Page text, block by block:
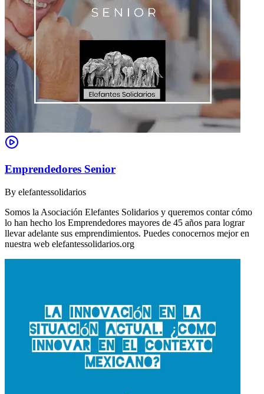
Emprendedores Senior
By elefantessolidarios
Somos la Asociación Elefantes Solidarios y queremos contar cómo
lo han hecho los Emprendedores mayores de 45 años para lograr
llevar adelante sus emprendimientos. Puedes conocernos mejor en
nuestra web elefantessolidarios.org